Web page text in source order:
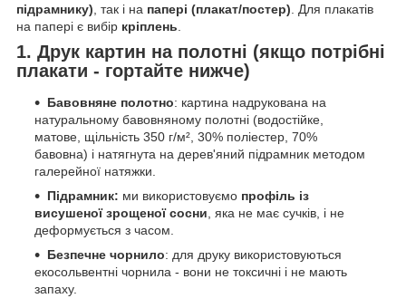
підрамнику) , так і на папері (плакат/постер) . Для плакатів
на папері є вибір кріплень
1. Друк картин на полотні (якщо потрібні
плакати - гортайте нижче)
Бавовняне полотно: картина надрукована на
натуральному бавовняному полотні (водостійке,
матове, щільність 350 г/м², 30% поліестер, 70%
бавовна) і натягнута на дерев'яний підрамник методом
галерейної натяжки.
Підрамник: ми використовуємо профіль із
висушеної зрощеної сосни, яка не має сучків, і не
деформується з часом.
Безпечне чорнило: для друку використовуються
екосольвентні чорнила - вони не токсичні і не мають
запаху.